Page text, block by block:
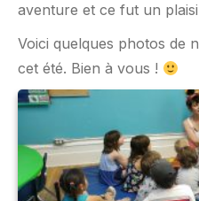
aventure et ce fut un
Voici quelques photos de
cet été. Bien à vous !